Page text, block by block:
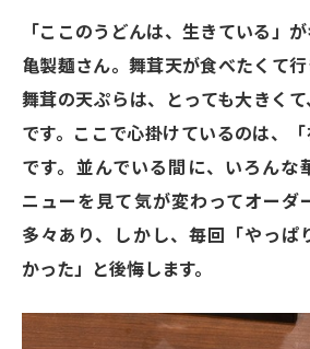
「ここのうどんは、生きている」
亀製麺さん。舞茸天が食べたくて
舞茸の天ぷらは、とっても大きく
です。ここで心掛けているのは、
です。並んでいる間に、いろんな
ニューを見て気が変わってオーダ
多々あり、しかし、毎回「やっぱ
かった」と後悔します。